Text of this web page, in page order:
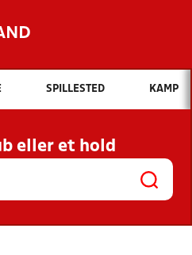
Hvad vil du søge efter?
INDHOLD OG NYHEDER
KLUBBER OG
SPILLESTED KAMP
eller et hold